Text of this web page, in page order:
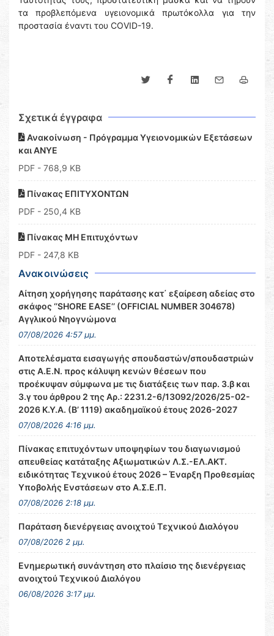
τα προβλεπόμενα υγειονομικά πρωτόκολλα για την
προστασία έναντι του COVID-19.
Σχετικά έγγραφα
Ανακοίνωση - Πρόγραμμα Υγειονομικών Εξετάσεων
και ΑΝΥΕ
PDF - 768,9 KB
Πίνακας ΕΠΙΤΥΧΟΝΤΩΝ
PDF - 250,4 KB
Πίνακας ΜΗ Επιτυχόντων
PDF - 247,8 KB
Ανακοινώσεις
Αίτηση χορήγησης παράτασης κατ΄ εξαίρεση αδείας στο
σκάφος ‘’SHORE EASE’’ (OFFICIAL NUMBER 304678)
Αγγλικού Νηογνώμονα
07/08/2026 4:57 μμ.
Αποτελέσματα εισαγωγής σπουδαστών/σπουδαστριών
στις Α.Ε.Ν. προς κάλυψη κενών θέσεων που
προέκυψαν σύμφωνα με τις διατάξεις των παρ. 3.β και
3.γ του άρθρου 2 της Αρ.: 2231.2-6/13092/2026/25-02-
2026 Κ.Υ.Α. (Β’ 1119) ακαδημαϊκού έτους 2026-2027
07/08/2026 4:16 μμ.
Πίνακας επιτυχόντων υποψηφίων του διαγωνισμού
απευθείας κατάταξης Αξιωματικών Λ.Σ.-ΕΛ.ΑΚΤ.
ειδικότητας Τεχνικού έτους 2026 – Έναρξη Προθεσμίας
Υποβολής Ενστάσεων στο Α.Σ.Ε.Π.
07/08/2026 2:18 μμ.
Παράταση διενέργειας ανοιχτού Τεχνικού Διαλόγου
07/08/2026 2 μμ.
Ενημερωτική συνάντηση στο πλαίσιο της διενέργειας
ανοιχτού Τεχνικού Διαλόγου
06/08/2026 3:17 μμ.